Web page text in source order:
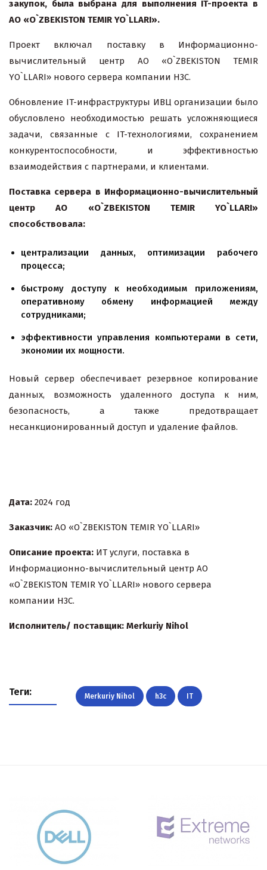
закупок, была выбрана для выполнения IT-проекта в
АО «O`ZBEKISTON TEMIR YO`LLARI».
Проект включал поставку в Информационно-
вычислительный центр АО «O`ZBEKISTON TEMIR
YO`LLARI» нового сервера компании H3C.
Обновление IT-инфраструктуры ИВЦ организации было
обусловлено необходимостью решать усложняющиеся
задачи, связанные с IT-технологиями, сохранением
конкурентоспособности, и эффективностью
взаимодействия с партнерами, и клиентами.
Поставка сервера в Информационно-вычислительный
центр АО «O`ZBEKISTON TEMIR YO`LLARI»
способствовала:
централизации данных, оптимизации рабочего
процесса;
быстрому доступу к необходимым приложениям,
оперативному обмену информацией между
сотрудниками;
эффективности управления компьютерами в сети,
экономии их мощности.
Новый сервер обеспечивает резервное копирование
данных, возможность удаленного доступа к ним,
безопасность, а также предотвращает
несанкционированный доступ и удаление файлов.
Дата: 2024 год
Заказчик: АО «O`ZBEKISTON TEMIR YO`LLARI»
Описание проекта: ИТ услуги, поставка в
Информационно-вычислительный центр АО
«O`ZBEKISTON TEMIR YO`LLARI» нового сервера
компании H3C.
Исполнитель/ поставщик: Merkuriy Nihol
Теги: Merkuriy Nihol h3c IT